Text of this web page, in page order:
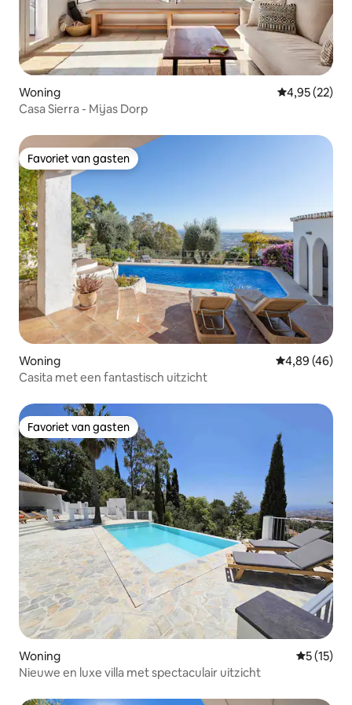
Woning Gemiddelde
4,95 (22)
Casa Sierra - Mijas Dorp
Favoriet van gasten
Favoriet van gasten
Woning Gemiddelde
4,89 (46)
Casita met een fantastisch uitzicht
Favoriet van gasten
Favoriet van gasten
Woning
5 (15)
Nieuwe en luxe villa met spectaculair uitzicht